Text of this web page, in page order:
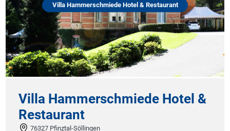
Villa Hammerschmiede Hotel & Restaurant
Villa Hammerschmiede Hotel &
Restaurant
76327 Pfinztal-Söllingen